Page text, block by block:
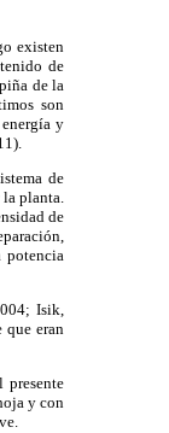
existen
de
de la
son
y
de
planta.
de
potencia
Isik,
que eran
presente
y con